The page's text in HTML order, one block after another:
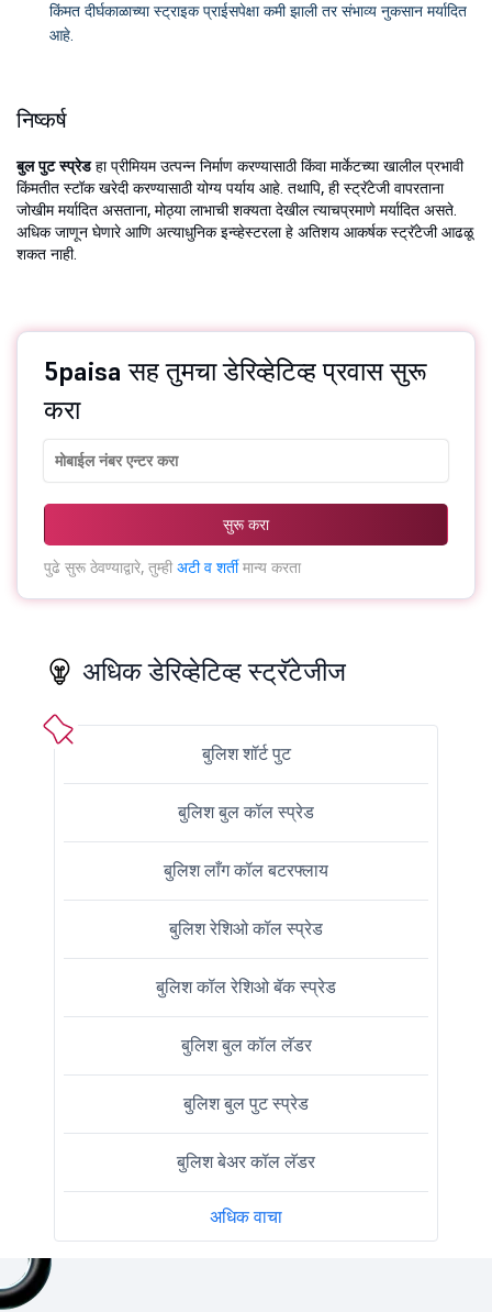
किंमत दीर्घकाळाच्या स्ट्राइक प्राईसपेक्षा कमी झाली तर संभाव्य नुकसान मर्यादित
आहे.
निष्कर्ष
बुल पुट स्प्रेडहा प्रीमियम उत्पन्न निर्माण करण्यासाठी किंवा मार्केटच्या खालील प्रभावी
किंमतीत स्टॉक खरेदी करण्यासाठी योग्य पर्याय आहे. तथापि, ही स्ट्रॅटेजी वापरताना
जोखीम मर्यादित असताना, मोठ्या लाभाची शक्यता देखील त्याचप्रमाणे मर्यादित असते.
अधिक जाणून घेणारे आणि अत्याधुनिक इन्व्हेस्टरला हे अतिशय आकर्षक स्ट्रॅटेजी आढळू
शकत नाही.
5paisa सह तुमचा डेरिव्हेटिव्ह प्रवास सुरू
करा
सुरू करा
पुढे सुरू ठेवण्याद्वारे, तुम्ही अटी व शर्तीमान्य करता
अधिक डेरिव्हेटिव्ह स्ट्रॅटेजीज
बुलिश शॉर्ट पुट
बुलिश बुल कॉल स्प्रेड
बुलिश लाँग कॉल बटरफ्लाय
बुलिश रेशिओ कॉल स्प्रेड
बुलिश कॉल रेशिओ बॅक स्प्रेड
बुलिश बुल कॉल लॅडर
बुलिश बुल पुट स्प्रेड
बुलिश बेअर कॉल लॅडर
अधिक वाचा